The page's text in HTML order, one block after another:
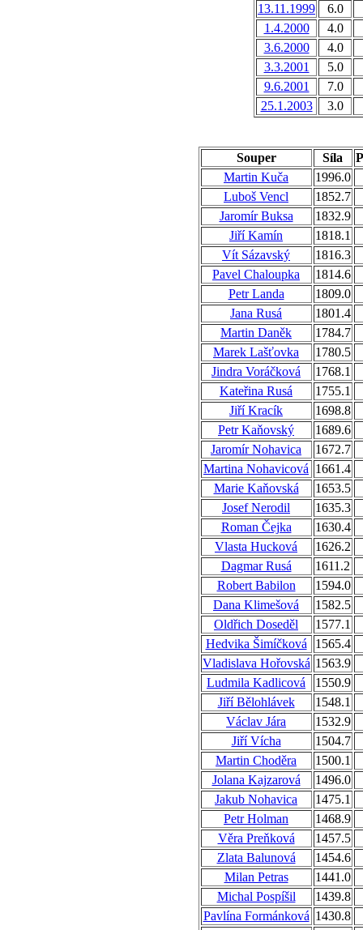
13.11.1999
6.0
1.4.2000
4.0
3.6.2000
4.0
3.3.2001
5.0
9.6.2001
7.0
25.1.2003
3.0
Souper Síla
Martin Kuča
1996.0
Luboš Vencl
1852.7
Jaromír Buksa
1832.9
Jiří Kamín
1818.1
Vít Sázavský
1816.3
Pavel Chaloupka
1814.6
Petr Landa
1809.0
Jana Rusá
1801.4
Martin Daněk
1784.7
Marek Lašťovka
1780.5
Jindra Voráčková
1768.1
Kateřina Rusá
1755.1
Jiří Kracík
1698.8
Petr Kaňovský
1689.6
Jaromír Nohavica
1672.7
Martina Nohavicová 1661.4
Marie Kaňovská
1653.5
Josef Nerodil
1635.3
Roman Čejka
1630.4
Vlasta Hucková
1626.2
Dagmar Rusá
1611.2
Robert Babilon
1594.0
Dana Klimešová
1582.5
Oldřich Doseděl
1577.1
Hedvika Šimíčková
1565.4
Vladislava Hořovská 1563.9
Ludmila Kadlicová
1550.9
Jiří Bělohlávek
1548.1
Václav Jára
1532.9
Jiří Vícha
1504.7
Martin Choděra
1500.1
Jolana Kajzarová
1496.0
Jakub Nohavica
1475.1
Petr Holman
1468.9
Věra Preňková
1457.5
Zlata Balunová
1454.6
Milan Petras
1441.0
Michal Pospíšil
1439.8
Pavlína Formánková 1430.8